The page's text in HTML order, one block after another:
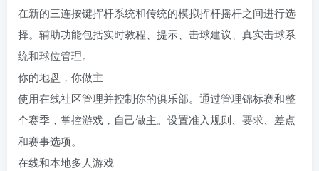
在新的三连按键挥杆系统和传统的模拟挥杆摇杆之间进行选
择。辅助功能包括实时教程、提示、击球建议、真实击球系
统和球位管理。
你的地盘，你做主
使用在线社区管理并控制你的俱乐部。通过管理锦标赛和整
个赛季，掌控游戏，自己做主。设置准入规则、要求、差点
和赛事选项。
在线和本地多人游戏